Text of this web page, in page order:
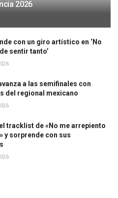
2026
con un giro artístico en ‘No
sentir tanto’
a las semifinales con
del regional mexicano
tracklist de «No me arrepiento
y sorprende con sus